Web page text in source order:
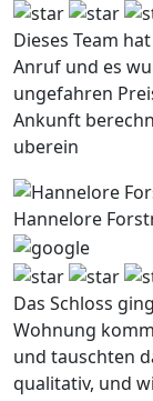
Dieses Team
Anruf und es
ungefahren
Ankunft
uberein
Hannelore
Das Schloss
Wohnung
und tauschten
qualitativ, und